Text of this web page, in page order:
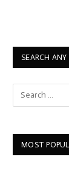
SEARCH
MOST